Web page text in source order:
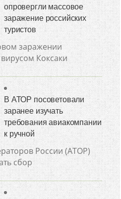
опровергли массовое
заражение российских
туристов
заражении
Коксаки
В АТОР посоветовали
заранее изучать
требования авиакомпании
к ручной
России (АТОР)
сбор